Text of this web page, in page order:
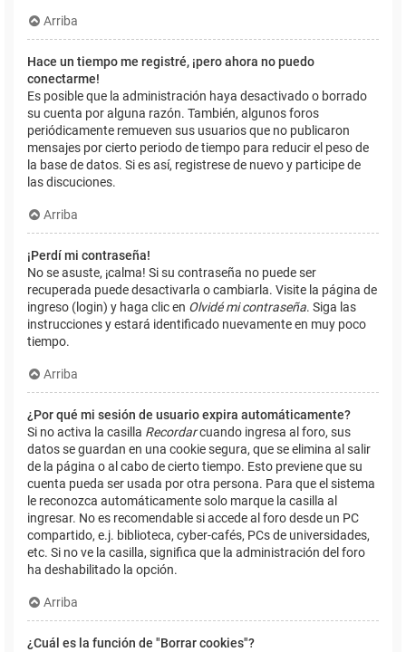
Arriba
Hace un tiempo me registré, ¡pero ahora no puedo
conectarme!
Es posible que la administración haya desactivado o borrado
su cuenta por alguna razón. También, algunos foros
periódicamente remueven sus usuarios que no publicaron
mensajes por cierto periodo de tiempo para reducir el peso de
la base de datos. Si es así, registrese de nuevo y participe de
las discuciones.
Arriba
¡Perdí mi contraseña!
No se asuste, ¡calma! Si su contraseña no puede ser
recuperada puede desactivarla o cambiarla. Visite la página de
ingreso (login) y haga clic en Olvidé mi contraseña. Siga las
instrucciones y estará identificado nuevamente en muy poco
tiempo.
Arriba
¿Por qué mi sesión de usuario expira automáticamente?
Si no activa la casilla Recordarcuando ingresa al foro, sus
datos se guardan en una cookie segura, que se elimina al salir
de la página o al cabo de cierto tiempo. Esto previene que su
cuenta pueda ser usada por otra persona. Para que el sistema
le reconozca automáticamente solo marque la casilla al
ingresar. No es recomendable si accede al foro desde un PC
compartido, e.j. biblioteca, cyber-cafés, PCs de universidades,
etc. Si no ve la casilla, significa que la administración del foro
ha deshabilitado la opción.
Arriba
¿Cuál es la función de "Borrar cookies"?